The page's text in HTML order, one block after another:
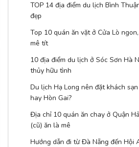
TOP 14 địa điểm du lịch Bình
đẹp
Top 10 quán ăn vặt ở Cửa Lò
mê tít
10 địa điểm du lịch ở Sóc Sơn Hà
thủy hữu tình
Du lịch Hạ Long nên đặt khách
hay Hòn Gai?
Địa chỉ 10 quán ăn chay ở Quận
(cũ) ăn là mê
Hướng dẫn đi từ Đà Nẵng đến Hội